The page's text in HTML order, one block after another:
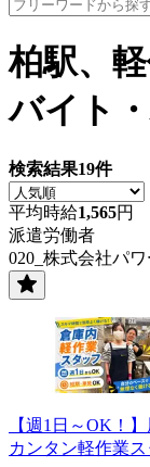
柏駅、
バイト
検索結果19件
平均時給1,565円
派遣労働者
020_株式会社パ
【週1日～OK！
カンタン軽作業ス